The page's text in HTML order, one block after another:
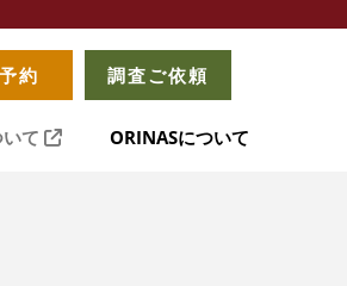
約 調査ご依頼
て ORINASについて